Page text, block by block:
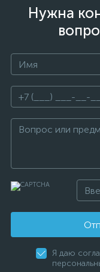
Нужна
Я даю